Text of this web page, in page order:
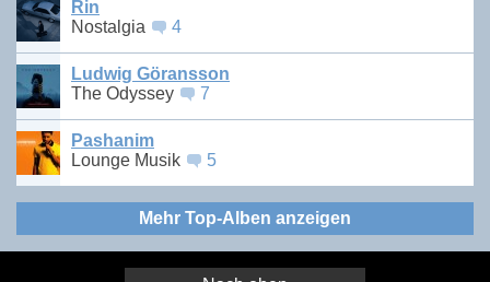
Rin
Nostalgia
4
Ludwig Göransson
The Odyssey
7
Pashanim
Lounge Musik
5
Mehr Top-Alben anzeigen